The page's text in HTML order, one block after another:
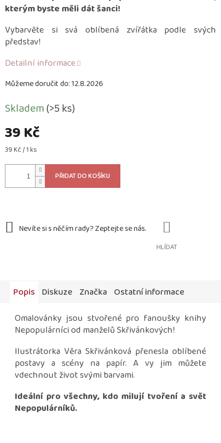
39 Kč
Měrná
39 Kč / 1 ks
Skladem(>5 ks)
Můžeme doručit do:12.8.2026
PŘIDAT DO KOŠÍKU
kterým byste měli dát šanci!
Vybarvěte si svá oblíbená zvířátka podle svých
představ!
Detailní informace
HLÍDAT
Popis Diskuze Značka Ostatní informace
Omalovánky jsou stvořené pro fanoušky knihy
Nepopulárníci od manželů Skřivánkových!
Ilustrátorka Věra Skřivánková přenesla oblíbené
postavy a scény na papír. A vy jim můžete
vdechnout život svými barvami.
Ideální pro všechny, kdo milují tvoření a svět
Nepopulárníků.